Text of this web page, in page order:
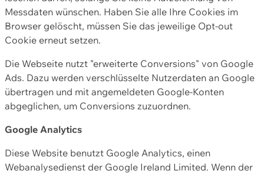
Messdaten wünschen. Haben Sie alle Ihre Cookies im
Browser gelöscht, müssen Sie das jeweilige Opt-out
Cookie erneut setzen.
Die Webseite nutzt "erweiterte Conversions" von Google
Ads. Dazu werden verschlüsselte Nutzerdaten an Google
übertragen und mit angemeldeten Google-Konten
abgeglichen, um Conversions zuzuordnen.
Google Analytics
Diese Website benutzt Google Analytics, einen
Webanalysedienst der Google Ireland Limited. Wenn der